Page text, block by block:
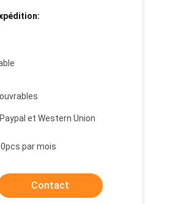
et Western Union
par mois
Contact